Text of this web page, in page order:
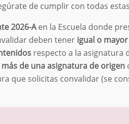
de cumplir con todas
2026-Aen la Escuela donde
deben tener igual o
respecto a la asignatura
más de una asignatura de origen
que solicitas convalidar (se